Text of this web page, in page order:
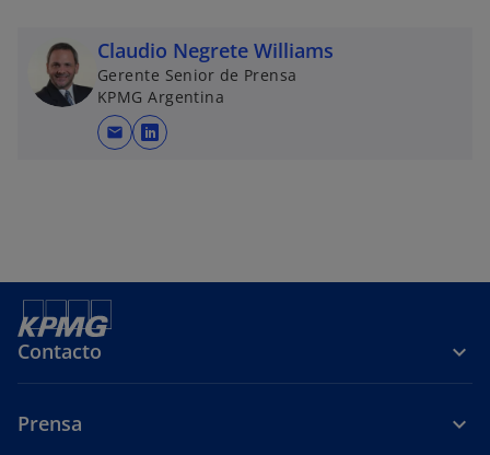
Claudio Negrete Williams
Gerente Senior de Prensa
KPMG Argentina
mail
s
n
Contacto
Prensa